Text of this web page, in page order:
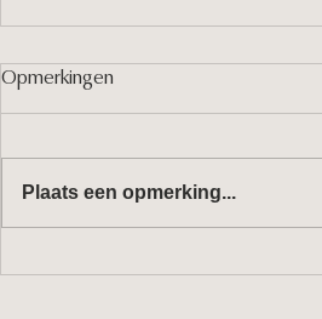
Opmerkingen
Plaats een opmerking...